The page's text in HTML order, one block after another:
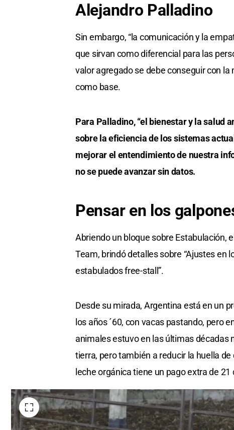
Alejandro Palladino
Sin embargo, “la comunicación y la
que sirvan como diferencial para las
valor agregado se debe conseguir con
como base.
Para Palladino, “el bienestar y la salud
sobre la eficiencia de los sistemas
mejorar el entendimiento de nuestra
no se puede avanzar sin datos.
Pensar en los
Abriendo un bloque sobre Estabulación,
Team, brindó detalles sobre “Ajustes en
estabulados free-stall”.
Desde su mirada, Argentina está en un
los años ´60, con vacas pastando, pero
animales estuvo en las últimas décadas
tierra, pero también a reducir la huella
leche orgánica tiene un pago extra de